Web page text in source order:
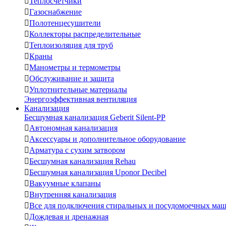
Газоснабжение
Полотенцесушители
Коллекторы распределительные
Теплоизоляция для труб
Краны
Манометры и термометры
Обслуживание и защита
Уплотнительные материалы
Энергоэффективная вентиляция
Канализация
Бесшумная канализация Geberit Silent-PP
Автономная канализация
Аксессуары и дополнительное оборудование
Арматура с сухим затвором
Бесшумная канализация Rehau
Бесшумная канализация Uponor Decibel
Вакуумные клапаны
Внутренняя канализация
Все для подключения стиральных и посудомоечных
Дождевая и дренажная